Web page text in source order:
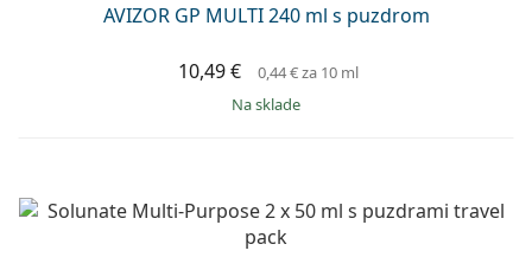
AVIZOR GP MULTI 240 ml s puzdrom
10,49 € 0,44 €za 10 ml
na sklade